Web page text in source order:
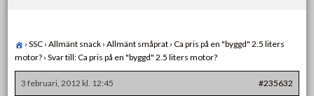
› SSC › Allmänt snack › Allmänt småprat › Ca pris på en "byggd" 2.5 liters
motor? › Svar till: Ca pris på en "byggd" 2.5 liters motor?
3 februari, 2012 kl. 12:45
#235632